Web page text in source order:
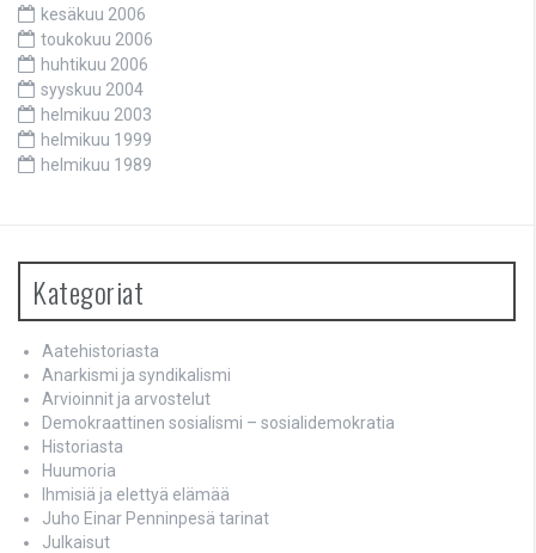
kesäkuu 2006
toukokuu 2006
huhtikuu 2006
syyskuu 2004
helmikuu 2003
helmikuu 1999
helmikuu 1989
Kategoriat
Aatehistoriasta
Anarkismi ja syndikalismi
Arvioinnit ja arvostelut
Demokraattinen sosialismi – sosialidemokratia
Historiasta
Huumoria
Ihmisiä ja elettyä elämää
Juho Einar Penninpesä tarinat
Julkaisut